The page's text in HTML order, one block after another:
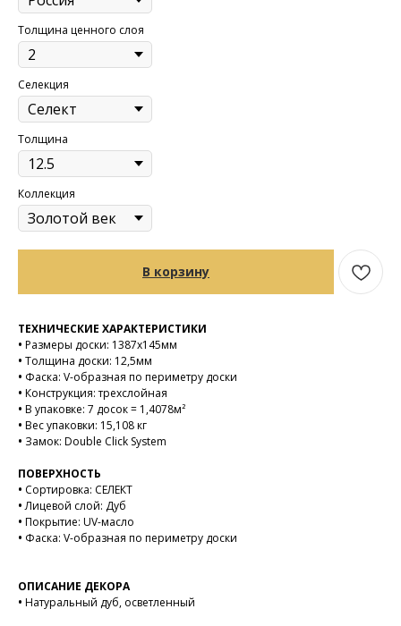
Толщина ценного слоя
Селекция
Толщина
Коллекция
В корзину
ТЕХНИЧЕСКИЕ ХАРАКТЕРИСТИКИ
• Размеры доски: 1387х145мм
• Толщина доски: 12,5мм
• Фаска: V-образная по периметру доски
• Конструкция: трехслойная
• В упаковке: 7 досок = 1,4078м²
• Вес упаковки: 15,108 кг
• Замок: Double Click System
ПОВЕРХНОСТЬ
• Сортировка: СЕЛЕКТ
•Лицевой слой: Дуб
• Покрытие: UV-масло
• Фаска: V-образная по периметру доски
ОПИСАНИЕ ДЕКОРА
• Натуральный дуб, осветленный